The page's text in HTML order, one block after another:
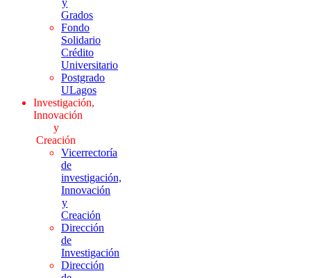
y
Grados
Fondo
Solidario
Crédito
Universitario
Postgrado
ULagos
Investigación,
Innovación
y
Creación
Vicerrectoría
de
investigación,
Innovación
y
Creación
Dirección
de
Investigación
Dirección